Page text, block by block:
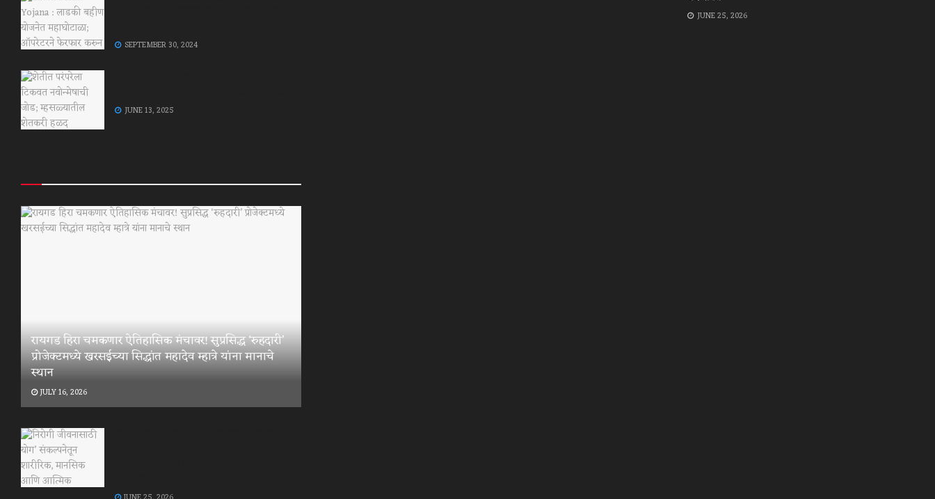
SEPTEMBER 30, 2024
JUNE 13, 2025
रायगड हिरा चमकणार ऐतिहासिक मंचावर! सुप्रसिद्ध ‘रुहदारी’
प्रोजेक्टमध्ये खरसईच्या सिद्धांत महादेव म्हात्रे यांना मानाचे
स्थान
JULY 16, 2026
JUNE 25, 2026